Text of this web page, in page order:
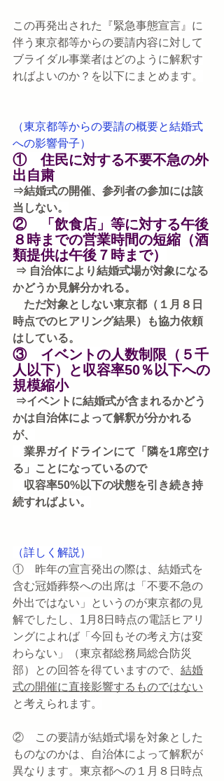
この再発出された『緊急事態宣言』に
伴う東京都等からの要請内容に対して
ブライダル事業者はどのように解釈す
ればよいのか？を以下にまとめます。
（東京都等からの要請の概要と結婚式
への影響骨子）
①　住民に対する不要不急の外
出自粛
⇒結婚式の開催、参列者の参加には該
当しない。
②　「飲食店」等に対する午後
８時までの営業時間の短縮（酒
類提供は午後７時まで）
⇒ 自治体により結婚式場が対象になる
かどうか見解分かれる。
ただ対象としない東京都（１月８日
時点でのヒアリング結果）も協力依頼
はしている。
③　イベントの人数制限（５千
人以下）と収容率50％以下への
規模縮小
⇒イベントに結婚式が含まれるかどう
かは自治体によって解釈が分かれる
が、
業界ガイドラインにて「隣を1席空け
る」ことになっているので
収容率50%以下の状態を引き続き持
続すればよい。
（詳しく解説）
①　昨年の宣言発出の際は、結婚式を
含む冠婚葬祭への出席は「不要不急の
外出ではない」というのが東京都の見
解でしたし、1月8日時点の電話ヒアリ
ングによれば「今回もその考え方は変
わらない」（東京都総務局総合防災
部）との回答を得ていますので、 結婚
式の開催に直接影響するものではない
と考えられます。
②　この要請が結婚式場を対象とした
ものなのかは、自治体によって解釈が
異なります。東京都への１月８日時点